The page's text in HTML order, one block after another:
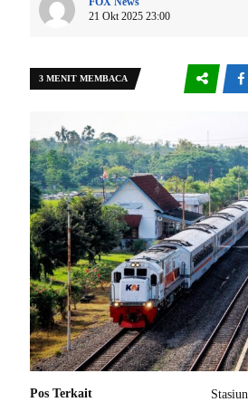
21 Okt 2025 23:00
3 MENIT MEMBACA
Pos Terkait